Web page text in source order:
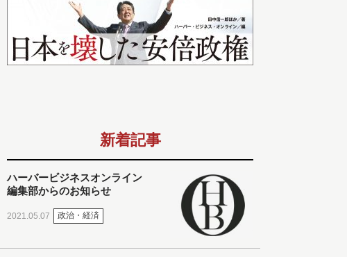
新着記事
ハーバービジネスオンライン
編集部からのお知らせ
2021.05.07 政治・経済